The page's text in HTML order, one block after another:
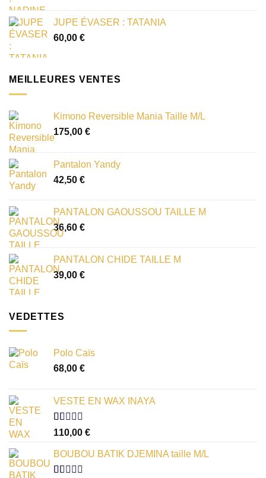
JUPE ÉVASER : TATANIA
60,00 €
MEILLEURES VENTES
Kimono Reversible Mania Taille M/L
175,00 €
Pantalon Yandy
42,50 €
PANTALON GAOUSSOU TAILLE M
36,60 €
PANTALON CHIDE TAILLE M
39,00 €
VEDETTES
Polo Caïs
68,00 €
VESTE EN WAX INAYA
Note
sur
5
110,00 €
BOUBOU BATIK DJEMINA taille M/L